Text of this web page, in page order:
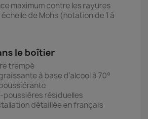
maximum contre les rayures
de Mohs (notation de 1 à
le boîtier
trempé
à base d’alcool à 70°
résiduelles
détaillée en français